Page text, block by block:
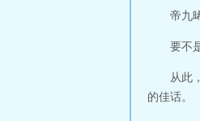
帝九
要不
从此
的佳话。